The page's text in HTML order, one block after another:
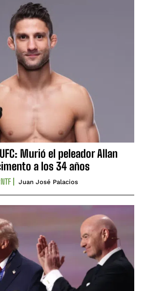
UFC: Murió el peleador Allan
a los 34 años
Juan José Palacios